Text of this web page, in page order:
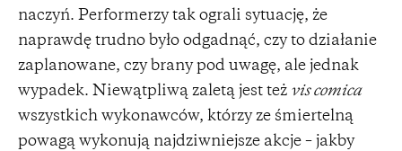
naczyń. Performerzy tak ograli sytuację, że
naprawdę trudno było odgadnąć, czy to działanie
zaplanowane, czy brany pod uwagę, ale jednak
wypadek. Niewątpliwą zaletą jest też vis comica
wszystkich wykonawców, którzy ze śmiertelną
powagą wykonują najdziwniejsze akcje – jakby